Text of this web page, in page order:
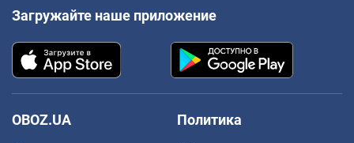
Загружайте наше приложение
OBOZ.UA
Политика